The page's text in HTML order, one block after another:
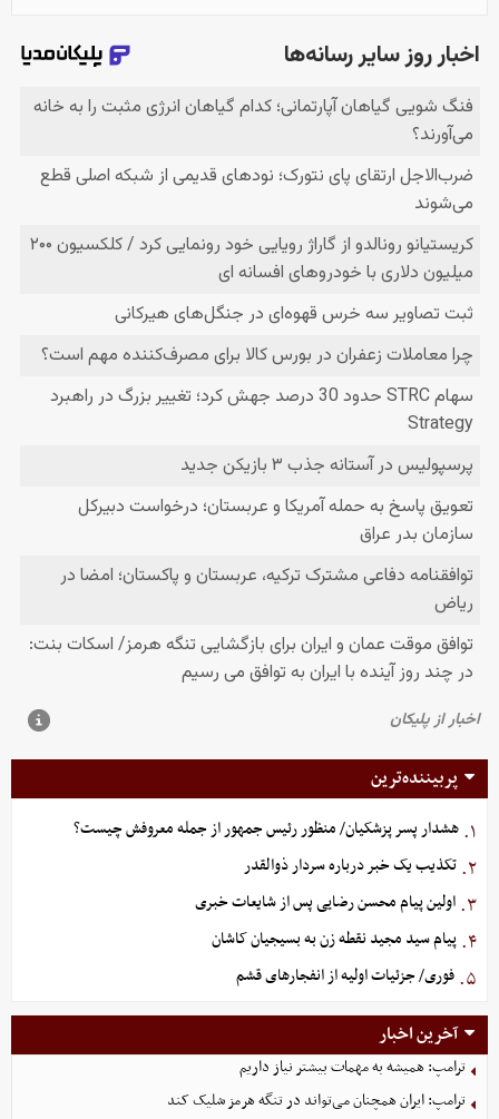
پربیننده‌ترین
۱. هشدار پسر پزشکیان/ منظور رئیس جمهور از جمله معروفش چیست؟
۲. تکذیب یک خبر درباره سردار ذوالقدر
۳. اولین پیام محسن رضایی پس از شایعات خبری
۴. پیام سید مجید نقطه زن به بسیجیان کاشان
۵. فوری/ جزئیات اولیه از انفجارهای قشم
آخرین اخبار
ترامپ: همیشه به مهمات بیشتر نیاز داریم
ترامپ: ایران همچنان می‌تواند در تنگه هرمز شلیک کند